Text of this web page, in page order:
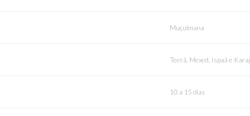
Muçulmana
Teerã, Mexed, Ispaã e Karaj
10 a 15 dias